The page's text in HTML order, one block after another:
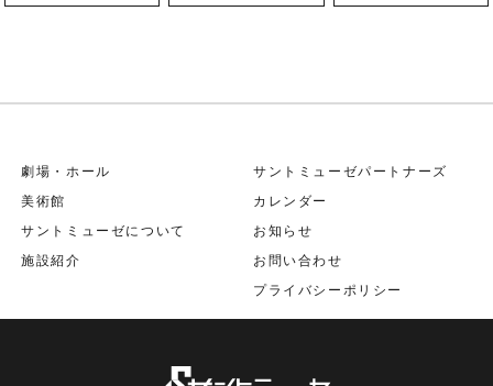
劇場・ホール
美術館
サントミューゼについて
施設紹介
サントミューゼパートナーズ
カレンダー
お知らせ
お問い合わせ
プライバシーポリシー